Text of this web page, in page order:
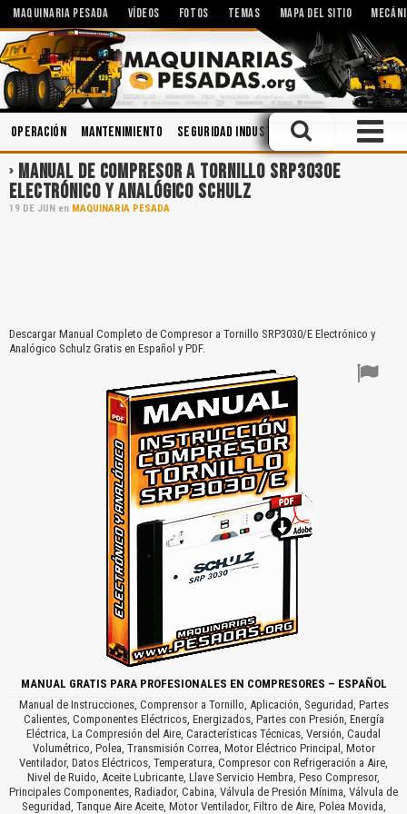
MAQUINARIA PESADA VÍDEOS FOTOS TEMAS MAPA DEL SITIO
Operación Mantenimiento Seguridad Industrial Lubricantes
MANUAL DE COMPRESOR A TORNILLO SRP3030E
ELECTRÓNICO Y ANALÓGICO SCHULZ
19 DE JUN en MAQUINARIA PESADA
Descargar Manual Completo de Compresor a Tornillo SRP3030/E Electrónico y
Analógico Schulz Gratis en Español y PDF.
MANUAL GRATIS PARA PROFESIONALES EN COMPRESORES – ESPAÑOL
Manual de Instrucciones, Comprensor a Tornillo, Aplicación, Seguridad, Partes
Calientes, Componentes Eléctricos, Energizados, Partes con Presión, Energía
Eléctrica, La Compresión del Aire, Características Técnicas, Versión, Caudal
Volumétrico, Polea, Transmisión Correa, Motor Eléctrico Principal, Motor
Ventilador, Datos Eléctricos, Temperatura, Compresor con Refrigeración a Aire,
Nivel de Ruido, Aceite Lubricante, Llave Servicio Hembra, Peso Compresor,
Principales Componentes, Radiador, Cabina, Válvula de Presión Mínima, Válvula de
Seguridad, Tanque Aire Aceite, Motor Ventilador, Filtro de Aire, Polea Movida,